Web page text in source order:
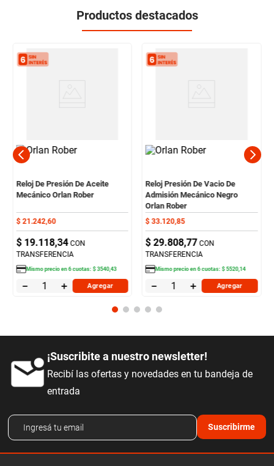
Productos destacados
Reloj De Presión De Aceite
Mecánico Orlan Rober
$ 21 .242,60
$ 19.118,34 CON
TRANSFERENCIA
Mismo precio en6cuotas:$ 3540,43
＋
－ Agregar
Reloj Presión De Vacio De
Admisión Mecánico Negro
Orlan Rober
$ 33.120,85
$ 29.808,77 CON
TRANSFERENCIA
Mismo precio en6cuotas:$ 5520 14
＋
－ Agregar
¡Suscribite a nuestro newsletter!
Recibí las ofertas y novedades en tu bandeja de
entrada
Suscribirme